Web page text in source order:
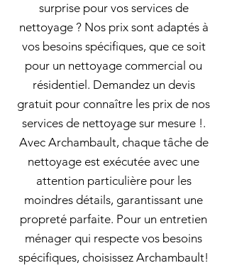
surprise pour vos services de
nettoyage ? Nos prix sont adaptés à
vos besoins spécifiques, que ce soit
pour un nettoyage commercial ou
résidentiel. Demandez un devis
gratuit pour connaître les prix de nos
services de nettoyage sur mesure !.
Avec Archambault, chaque tâche de
nettoyage est exécutée avec une
attention particulière pour les
moindres détails, garantissant une
propreté parfaite. Pour un entretien
ménager qui respecte vos besoins
spécifiques, choisissez Archambault!